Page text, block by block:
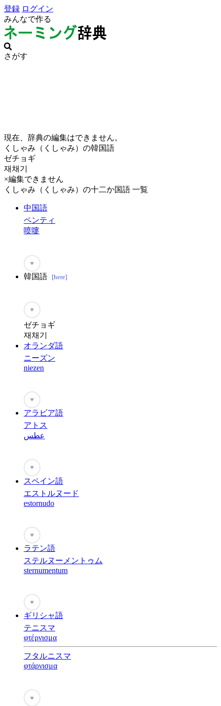
登録 ログイン
みんなで作る
さがす
現在、辞典の編集はできません。
くしゃみ（くしゃみ）の韓国語
ゼチョギ
재채기
×編集できません
くしゃみ（くしゃみ）の十二か国語 一覧
中国語
ペンティ
喷嚏
♥
韓国語 [here]
♥
ゼチョギ
재채기
オランダ語
ニーズン
niezen
♥
アラビア語
アトス
عطس
♥
スペイン語
エストルヌード
estornudo
♥
ラテン語
ステルヌーメントゥム
sternumentum
♥
ギリシャ語
テニスマ
φτέρνισμα
フタルニスマ
φτάρνισμα
♥